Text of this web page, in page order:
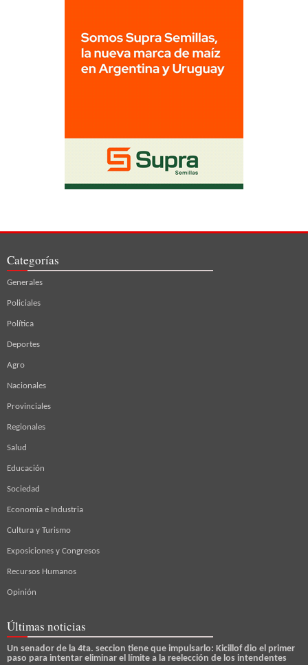
Categorías
Generales
Policiales
Política
Deportes
Agro
Nacionales
Provinciales
Regionales
Salud
Educación
Sociedad
Economía e Industria
Cultura y Turismo
Exposiciones y Congresos
Recursos Humanos
Opinión
Últimas noticias
Un senador de la 4ta. seccion tiene que impulsarlo: Kicillof dio el primer
paso para intentar eliminar el límite a la reelección de los intendentes